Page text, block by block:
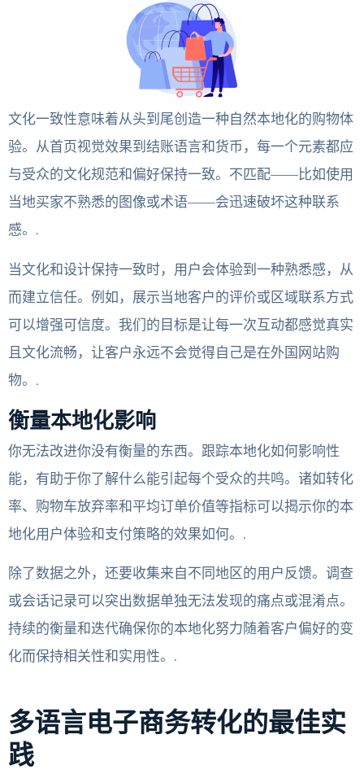
文化一致性意味着从头到尾创造一种自然本地化的购物体
验。从首页视觉效果到结账语言和货币，每一个元素都应
与受众的文化规范和偏好保持一致。不匹配——比如使用
当地买家不熟悉的图像或术语——会迅速破坏这种联系
感。.
当文化和设计保持一致时，用户会体验到一种熟悉感，从
而建立信任。例如，展示当地客户的评价或区域联系方式
可以增强可信度。我们的目标是让每一次互动都感觉真实
且文化流畅，让客户永远不会觉得自己是在外国网站购
物。.
衡量本地化影响
你无法改进你没有衡量的东西。跟踪本地化如何影响性
能，有助于你了解什么能引起每个受众的共鸣。诸如转化
率、购物车放弃率和平均订单价值等指标可以揭示你的本
地化用户体验和支付策略的效果如何。.
除了数据之外，还要收集来自不同地区的用户反馈。调查
或会话记录可以突出数据单独无法发现的痛点或混淆点。
持续的衡量和迭代确保你的本地化努力随着客户偏好的变
化而保持相关性和实用性。.
多语言电子商务转化的最佳实
践